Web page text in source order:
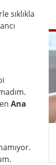
sıklıkla
Ana